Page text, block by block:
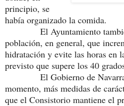
principio, se
había organizado la comida.
El Ayuntamiento
población, en general, que
hidratación y evite las horas en
previsto que supere los 40
El Gobierno de
momento, más medidas de
que el Consistorio mantiene el